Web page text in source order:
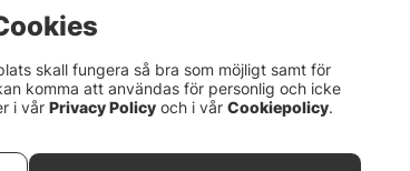
skall fungera så bra som möjligt samt för
komma att användas för personlig och icke
i vår Privacy Policy och i vår Cookiepolicy.